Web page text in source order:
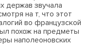
держав звучала
на т, что этот
во французской
похож на предметы
наполеоновских